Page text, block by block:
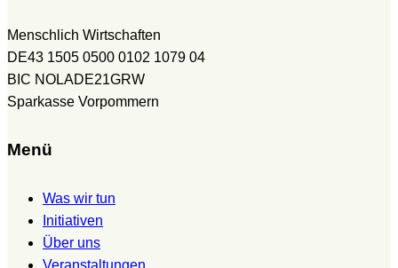
Menschlich Wirtschaften
DE43 1505 0500 0102 1079 04
BIC NOLADE21GRW
Sparkasse Vorpommern
Menü
Was wir tun
Initiativen
Über uns
Veranstaltungen